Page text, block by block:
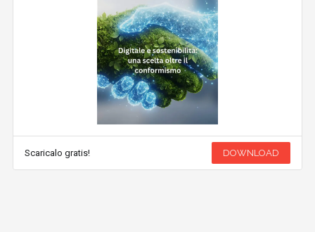
Scaricalo gratis! DOWNLOAD